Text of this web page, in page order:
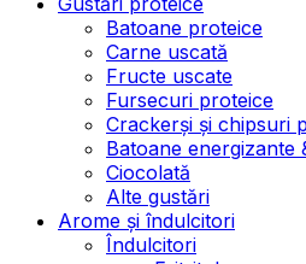
Batoane proteice
Carne uscată
Fructe uscate
Fursecuri proteice
Crackerși și chipsuri
Batoane energizante
Ciocolată
Alte gustări
Arome și îndulcitori
Îndulcitori